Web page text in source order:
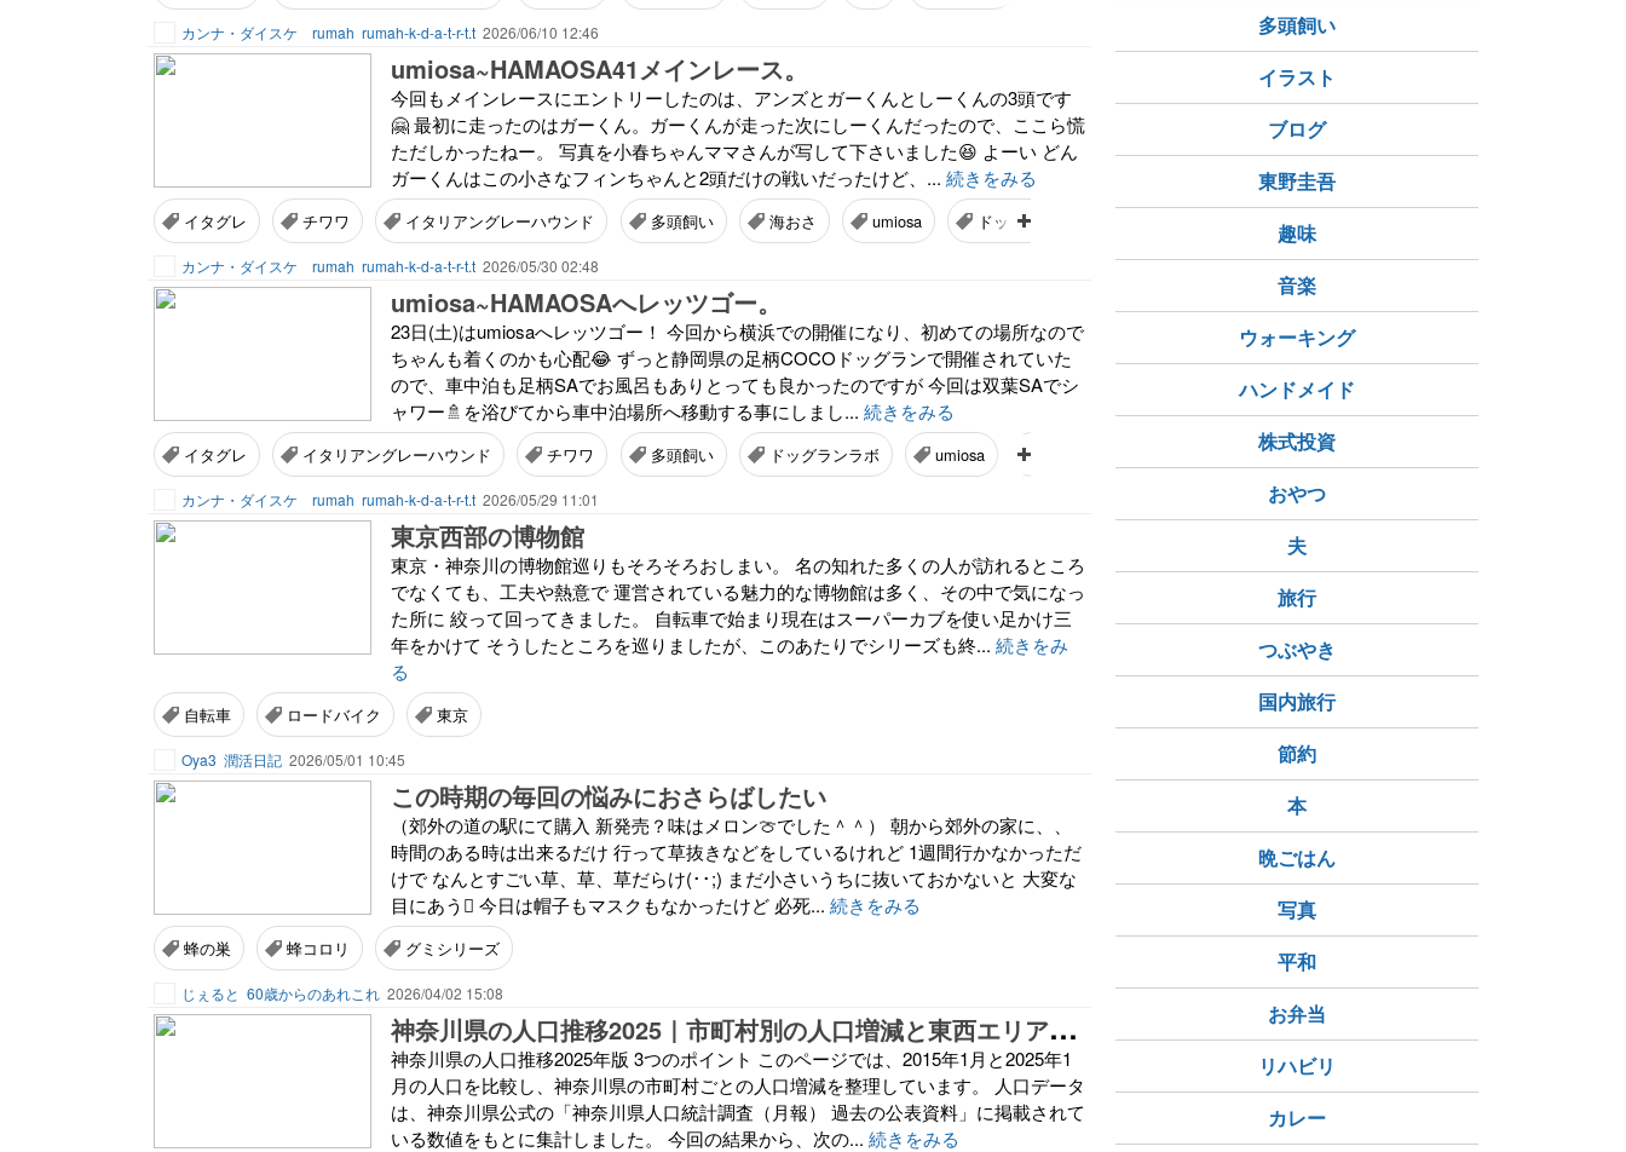
カンナ・ダイスケ rumah rumah-k-d-a-t-r-t.t 2026/06/10 12:46
umiosa~HAMAOSA41メインレース。
今回もメインレースにエントリーしたのは、アンズとガーくんとしーくんの3頭です
🤗 最初に走ったのはガーくん。ガーくんが走った次にしーくんだったので、ここら慌
ただしかったねー。 写真を小春ちゃんママさんが写して下さいました😆 よーい どん
ガーくんはこの小さなフィンちゃんと2頭だけの戦いだったけど、... 続きをみる
イタグレ チワワ イタリアングレーハウンド 多頭飼い 海おさ umiosa ドッグランラボ 横浜シンボルタワー
カンナ・ダイスケ rumah rumah-k-d-a-t-r-t.t 2026/05/30 02:48
umiosa~HAMAOSAへレッツゴー。
23日(土)はumiosaへレッツゴー！ 今回から横浜での開催になり、初めての場所なので
ちゃんも着くのかも心配😂 ずっと静岡県の足柄COCOドッグランで開催されていた
ので、車中泊も足柄SAでお風呂もありとっても良かったのですが 今回は双葉SAでシ
ャワー🚿を浴びてから車中泊場所へ移動する事にしまし... 続きをみる
イタグレ イタリアングレーハウンド チワワ 多頭飼い ドッグランラボ umiosa
カンナ・ダイスケ rumah rumah-k-d-a-t-r-t.t 2026/05/29 11:01
東京西部の博物館
東京・神奈川の博物館巡りもそろそろおしまい。 名の知れた多くの人が訪れるところ
でなくても、工夫や熱意で 運営されている魅力的な博物館は多く、その中で気になっ
た所に 絞って回ってきました。 自転車で始まり現在はスーパーカブを使い足かけ三
年をかけて そうしたところを巡りましたが、このあたりでシリーズも終... 続きをみ
る
自転車 ロードバイク 東京
Oya3 潤活日記 2026/05/01 10:45
この時期の毎回の悩みにおさらばしたい
（郊外の道の駅にて購入 新発売？味はメロン🍈でした＾＾） 朝から郊外の家に、、
時間のある時は出来るだけ 行って草抜きなどをしているけれど 1週間行かなかっただ
けで なんとすごい草、草、草だらけ(･･;) まだ小さいうちに抜いておかないと 大変な
目にあう🫩 今日は帽子もマスクもなかったけど 必死... 続きをみる
蜂の巣 蜂コロリ グミシリーズ
じぇると 60歳からのあれこれ 2026/04/02 15:08
神
奈川県の人口推移2025｜市町村別の人口増減と東西エリア比較【2015年→2025年】
神奈川県の人口推移2025年版 3つのポイント このページでは、2015年1月と2025年1
月の人口を比較し、神奈川県の市町村ごとの人口増減を整理しています。 人口データ
は、神奈川県公式の「神奈川県人口統計調査（月報） 過去の公表資料」に掲載されて
いる数値をもとに集計しました。 今回の結果から、次の... 続きをみる
多頭飼い
イラスト
ブログ
東野圭吾
趣味
音楽
ウォーキング
ハンドメイド
株式投資
おやつ
夫
旅行
つぶやき
国内旅行
節約
本
晩ごはん
写真
平和
お弁当
リハビリ
カレー